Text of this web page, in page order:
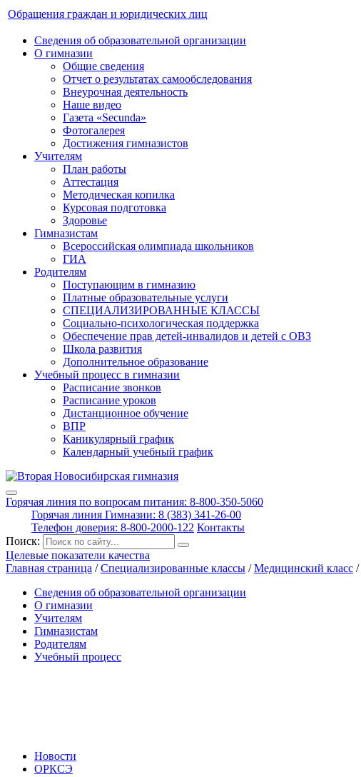
Обращения граждан и юридических лиц
Сведения об образовательной организации
О гимназии
Общие сведения
Отчет о результатах самообследования
Внеурочная деятельность
Наше видео
Газета «Secunda»
Фотогалерея
Достижения гимназистов
Учителям
План работы
Аттестация
Методическая копилка
Курсовая подготовка
Здоровье
Гимназистам
Всероссийская олимпиада школьников
ГИА
Родителям
Поступающим в гимназию
Платные образовательные услуги
СПЕЦИАЛИЗИРОВАННЫЕ КЛАССЫ
Социально-психологическая поддержка
Обеспечение прав детей-инвалидов и детей с ОВЗ
Школа развития
Дополнительное образование
Учебный процесс в гимназии
Расписание звонков
Расписание уроков
Дистанционное обучение
ВПР
Каникулярный график
Календарный учебный график
Горячая линия по вопросам питания: 8-800-350-5060
Горячая линия Гимназии: 8 (383) 341-26-00
Телефон доверия: 8-800-2000-122 Контакты
Поиск:
Целевые показатели качества
Главная страница /Специализированные классы /Медицинский класс /
Сведения об образовательной организации
О гимназии
Учителям
Гимназистам
Родителям
Учебный процесс
Новости
ОРКСЭ